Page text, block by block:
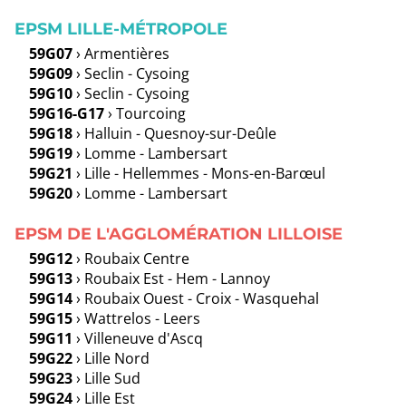
EPSM LILLE-MÉTROPOLE
59G07› Armentières
59G09› Seclin - Cysoing
59G10› Seclin - Cysoing
59G16-G17› Tourcoing
59G18› Halluin - Quesnoy-sur-Deûle
59G19› Lomme - Lambersart
59G21 › Lille - Hellemmes - Mons-en-Barœul
59G20› Lomme - Lambersart
EPSM DE L'AGGLOMÉRATION LILLOISE
59G12› Roubaix Centre
59G13› Roubaix Est - Hem - Lannoy
59G14› Roubaix Ouest - Croix - Wasquehal
59G15› Wattrelos - Leers
59G11 › Villeneuve d'Ascq
59G22› Lille Nord
59G23› Lille Sud
59G24› Lille Est